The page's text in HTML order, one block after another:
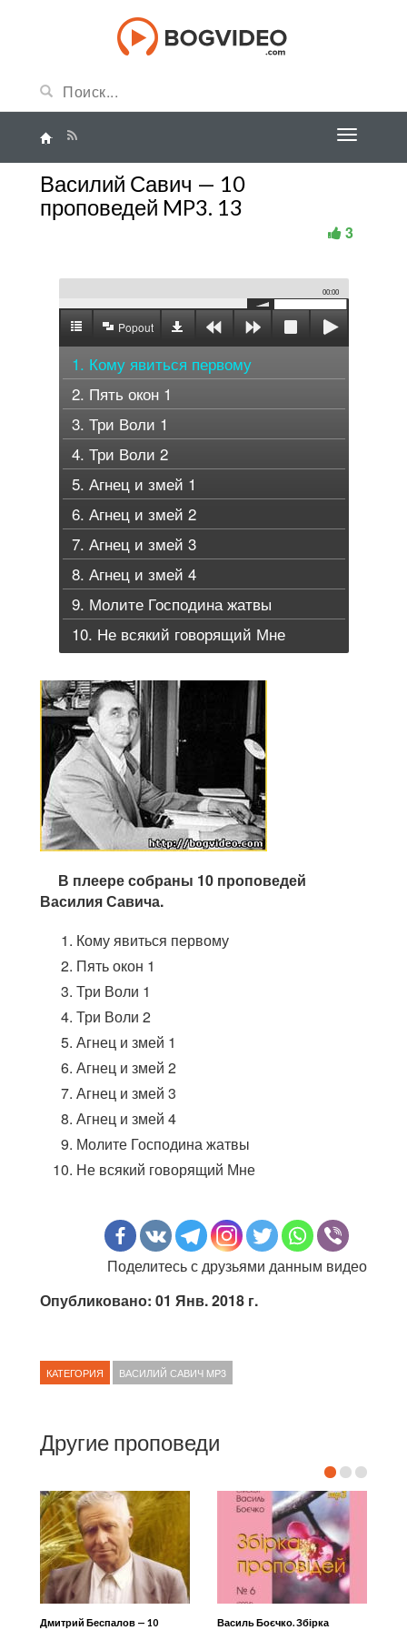
Василий Савич — 10
проповедей MP3. 13
3
00:00
Popout
1. Кому явиться первому
2. Пять окон 1
3. Три Воли 1
4. Три Воли 2
5. Агнец и змей 1
6. Агнец и змей 2
7. Агнец и змей 3
8. Агнец и змей 4
9. Молите Господина жатвы
10. Не всякий говорящий Мне
В плеере собраны 10 проповедей
Василия Савича.
Кому явиться первому
Пять окон 1
Три Воли 1
Три Воли 2
Агнец и змей 1
Агнец и змей 2
Агнец и змей 3
Агнец и змей 4
Молите Господина жатвы
Не всякий говорящий Мне
Поделитесь с друзьями данным видео
Опубликовано: 01 Янв. 2018 г.
КАТЕГОРИЯ ВАСИЛИЙ САВИЧ MP3
Другие проповеди
Дмитрий Беспалов — 10 Василь Боєчко. Збірка